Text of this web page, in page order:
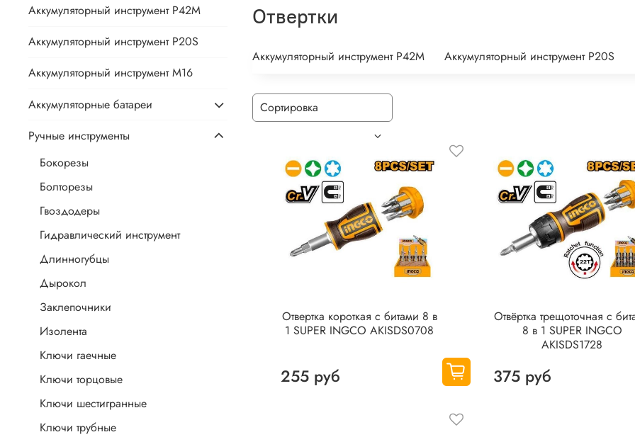
Отвертки
Аккумуляторный инструмент P42M Аккумуляторный инструмент P20S
Отверткa короткая с битами 8 в
1 SUPER INGCO AKISDS0708
255 руб
Отвёрткa тpeщоточная с
8 в 1 SUPER INGCO
AKISDS1728
375 руб
Аккумуляторный инструмент P42M
Аккумуляторный инструмент P20S
Аккумуляторный инструмент М16
Аккумуляторные батареи
Ручные инструменты
Бокорезы
Болторезы
Гвоздодеры
Гидравлический инструмент
Длинногубцы
Дырокол
Заклепочники
Изолента
Ключи гаечные
Ключи торцовые
Ключи шестигранные
Ключи трубные